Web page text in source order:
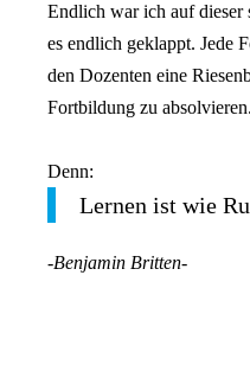
Endlich war ich auf dieser
es endlich geklappt. Jede
den Dozenten eine
Fortbildung zu absolvieren.
Denn:
Lernen ist wie
-Benjamin Britten-